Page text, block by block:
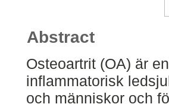
Abstract
Osteoartrit (OA) är
inflammatorisk
och människor och